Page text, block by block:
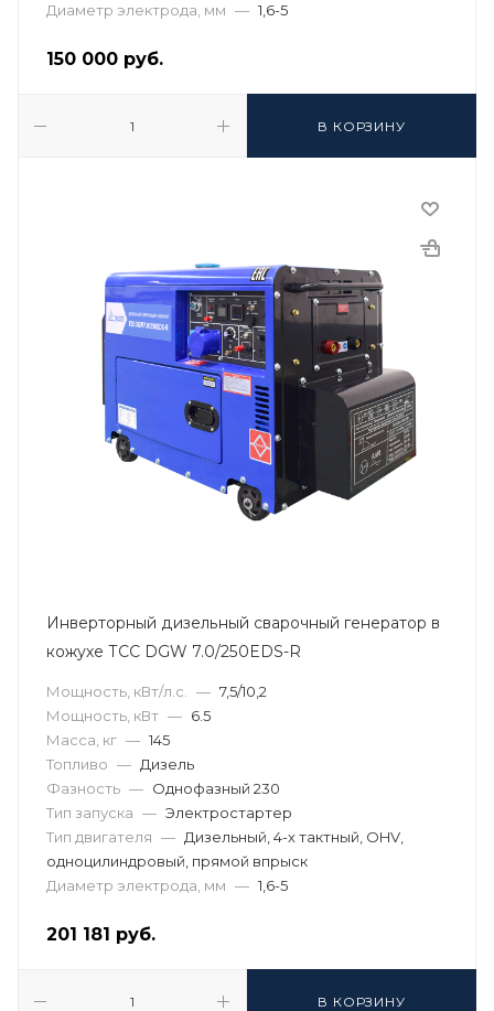
Диаметр электрода, мм — 1,6-5
150 000 руб.
В КОРЗИНУ
Инверторный дизельный сварочный генератор в
кожухе ТСС DGW 7.0/250EDS-R
Мощность, кВт/л.с. — 7,5/10,2
Мощность, кВт — 6.5
Масса, кг — 145
Топливо — Дизель
Фазность — Однофазный 230
Тип запуска — Электростартер
Тип двигателя — Дизельный, 4-х тактный, OHV,
одноцилиндровый, прямой впрыск
Диаметр электрода, мм — 1,6-5
201 181 руб.
В КОРЗИНУ